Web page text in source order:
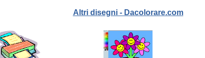
Altri disegni - Dacolorare.com